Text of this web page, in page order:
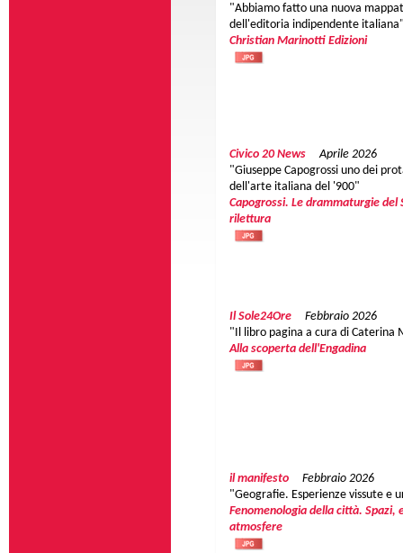
"Abbiamo fatto una nuova
dell'editoria indipendente
Christian Marinotti Edizioni
Civico 20 News
Aprile 2026
"Giuseppe Capogrossi uno dei
dell'arte italiana del '900"
Capogrossi. Le drammaturgie del
rilettura
Il Sole24Ore
Febbraio 2026
"Il libro pagina a cura di Caterina
Alla scoperta dell'Engadina
il manifesto
Febbraio 2026
"Geografie. Esperienze vissute e
Fenomenologia della città. Spazi,
atmosfere